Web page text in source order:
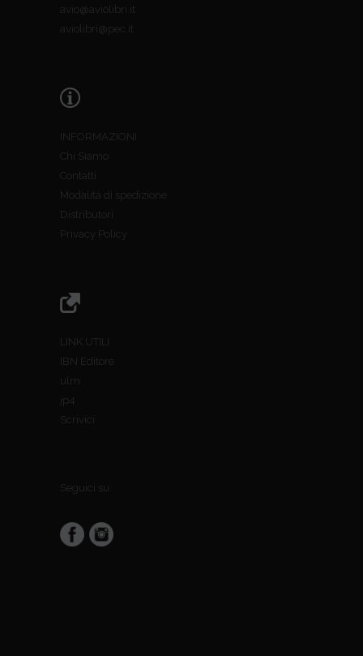
avio@aviolibri.it
aviolibri@pec.it
INFORMAZIONI
Chi Siamo
Contatti
Modalità di spedizione
Distributori
Privacy Policy
LINK UTILI
IBN Editore
ulm
jp4
Scrivici
Seguici su: